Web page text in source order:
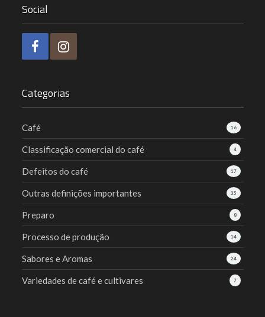
Social
Categorias
16
Café
4
Classificação comercial do café
17
Defeitos do café
35
Outras definições importantes
8
Preparo
14
Processo de produção
24
Sabores e Aromas
7
Variedades de café e cultivares